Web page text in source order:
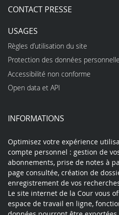
CONTACT PRESSE
USAGES
Règles d’utilisation du site
Protection des données
Accessibilité non conforme
Open data et API
INFORMATIONS
Optimisez votre expérience
compte personnel : gestion de
abonnements, prise de notes à
page consultée, création de
enregistrement de vos
Le site internet de la Cour vous
espace de travail en ligne,